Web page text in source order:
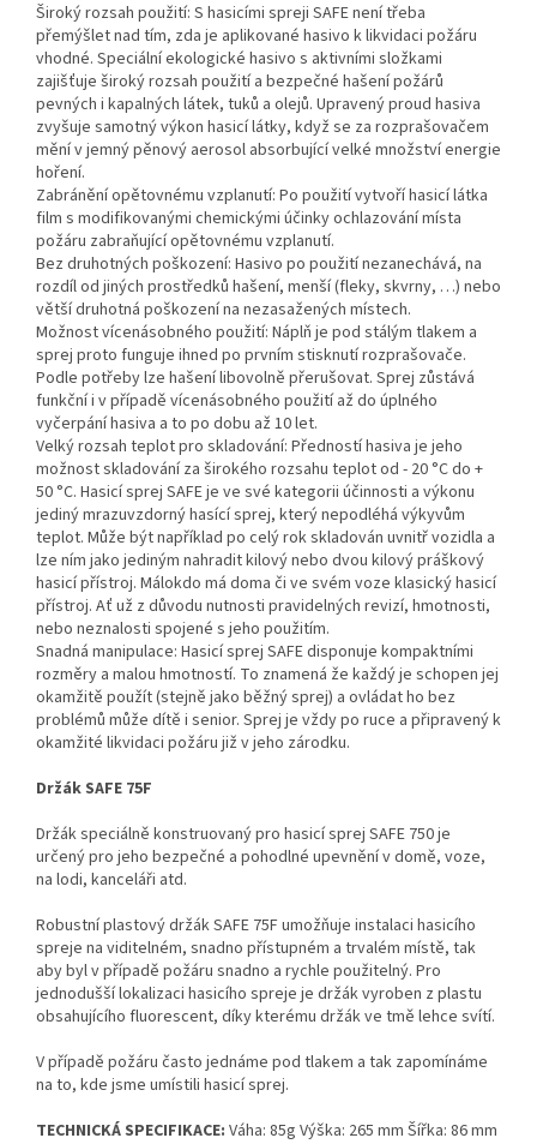
Široký rozsah použití: S hasicími spreji SAFE není třeba
přemýšlet nad tím, zda je aplikované hasivo k likvidaci požáru
vhodné. Speciální ekologické hasivo s aktivními složkami
zajišťuje široký rozsah použití a bezpečné hašení požárů
pevných i kapalných látek, tuků a olejů. Upravený proud hasiva
zvyšuje samotný výkon hasicí látky, když se za rozprašovačem
mění v jemný pěnový aerosol absorbující velké množství energie
hoření.
Zabránění opětovnému vzplanutí: Po použití vytvoří hasicí látka
film s modifikovanými chemickými účinky ochlazování místa
požáru zabraňující opětovnému vzplanutí.
Bez druhotných poškození: Hasivo po použití nezanechává, na
rozdíl od jiných prostředků hašení, menší (fleky, skvrny, …) nebo
větší druhotná poškození na nezasažených místech.
Možnost vícenásobného použití: Náplň je pod stálým tlakem a
sprej proto funguje ihned po prvním stisknutí rozprašovače.
Podle potřeby lze hašení libovolně přerušovat. Sprej zůstává
funkční i v případě vícenásobného použití až do úplného
vyčerpání hasiva a to po dobu až 10 let.
Velký rozsah teplot pro skladování: Předností hasiva je jeho
možnost skladování za širokého rozsahu teplot od - 20 °C do +
50 °C. Hasicí sprej SAFE je ve své kategorii účinnosti a výkonu
jediný mrazuvzdorný hasící sprej, který nepodléhá výkyvům
teplot. Může být například po celý rok skladován uvnitř vozidla a
lze ním jako jediným nahradit kilový nebo dvou kilový práškový
hasicí přístroj. Málokdo má doma či ve svém voze klasický hasicí
přístroj. Ať už z důvodu nutnosti pravidelných revizí, hmotnosti,
nebo neznalosti spojené s jeho použitím.
Snadná manipulace: Hasicí sprej SAFE disponuje kompaktními
rozměry a malou hmotností. To znamená že každý je schopen jej
okamžitě použít (stejně jako běžný sprej) a ovládat ho bez
problémů může dítě i senior. Sprej je vždy po ruce a připravený k
okamžité likvidaci požáru již v jeho zárodku.
Držák SAFE 75F
Držák speciálně konstruovaný pro hasicí sprej SAFE 750 je
určený pro jeho bezpečné a pohodlné upevnění v domě, voze,
na lodi, kanceláři atd.
Robustní plastový držák SAFE 75F umožňuje instalaci hasicího
spreje na viditelném, snadno přístupném a trvalém místě, tak
aby byl v případě požáru snadno a rychle použitelný. Pro
jednodušší lokalizaci hasicího spreje je držák vyroben z plastu
obsahujícího fluorescent, díky kterému držák ve tmě lehce svítí.
V případě požáru často jednáme pod tlakem a tak zapomínáme
na to, kde jsme umístili hasicí sprej.
TECHNICKÁ SPECIFIKACE: Váha: 85g Výška: 265 mm Šířka: 86 mm